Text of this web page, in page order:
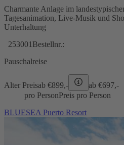
Charmante Anlage im
Tagesanimation, Live-Musik und
Unterhaltung
253001 Bestellnr.:
Pauschalreise
Alter Preisab €899,- ab €697,-
pro PersonPreis pro Person
BLUESEA Puerto Resort